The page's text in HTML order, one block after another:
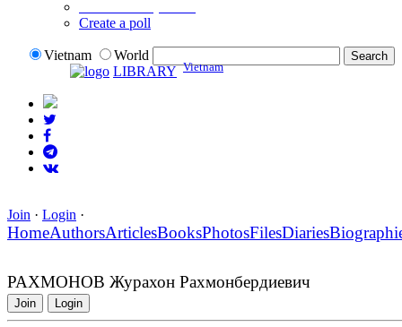
Create a poll
Vietnam
World
LIBRARY Vietnam
Join · Login ·
HomeAuthorsArticlesBooksPhotosFilesDiaries
РАХМОНОВ Журахон Рахмонбердиевич
Join Login